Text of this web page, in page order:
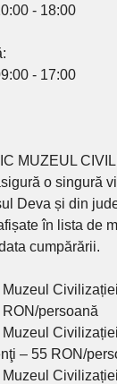
- 18:00
- 17:00
MUZEUL
o singură
Deva și din
în lista de
cumpărării.
Muzeul
persoană
Muzeul
– 55 RON/
Muzeul